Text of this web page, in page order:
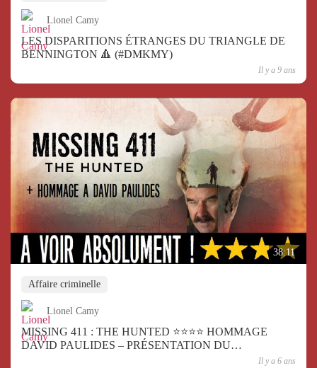
Lionel Camy
LES DISPARITIONS ÉTRANGES DU TRIANGLE DE
BENNINGTON 🔺 (#DMKMY)
Il y a 9 ans
38:11
Affaire criminelle
Lionel Camy
MISSING 411 : THE HUNTED ⭐⭐⭐⭐ HOMMAGE
DAVID PAULIDES – PRÉSENTATION DU
Il y a 6 ans